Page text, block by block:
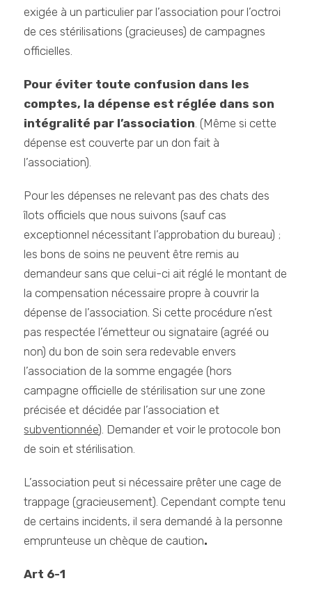
exigée à un particulier par l’association pour l’octroi
de ces stérilisations (gracieuses) de campagnes
officielles.
Pour éviter toute confusion dans les
comptes, la dépense est réglée dans son
intégralité par l’association. (Même si cette
dépense est couverte par un don fait à
l’association).
Pour les dépenses ne relevant pas des chats des
îlots officiels que nous suivons (sauf cas
exceptionnel nécessitant l’approbation du bureau) ;
les bons de soins ne peuvent être remis au
demandeur sans que celui-ci ait réglé le montant de
la compensation nécessaire propre à couvrir la
dépense de l’association. Si cette procédure n’est
pas respectée l’émetteur ou signataire (agréé ou
non) du bon de soin sera redevable envers
l’association de la somme engagée (hors
campagne officielle de stérilisation sur une zone
précisée et décidée par l’association et
subventionnée). Demander et voir le protocole bon
de soin et stérilisation.
L’association peut si nécessaire prêter une cage de
trappage (gracieusement). Cependant compte tenu
de certains incidents, il sera demandé à la personne
emprunteuse un chèque de caution.
Art 6-1